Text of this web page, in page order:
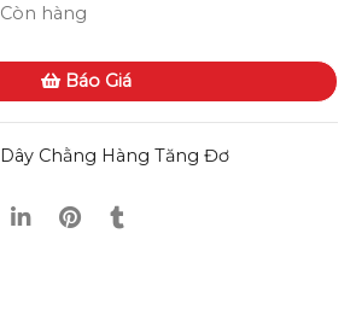
Còn hàng
Báo Giá
Dây Chằng Hàng Tăng Đơ